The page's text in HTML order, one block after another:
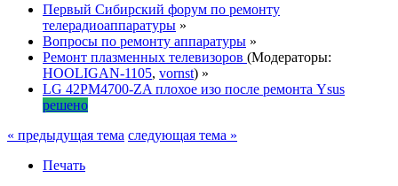
Первый Сибирский форум по ремонту
телерадиоаппаратуры »
Вопросы по ремонту аппаратуры »
Ремонт плазменных телевизоров (Модераторы:
HOOLIGAN-1105, vornst) »
LG 42PM4700-ZA плохое изо после ремонта Ysus
решено
« предыдущая тема следующая тема »
Печать